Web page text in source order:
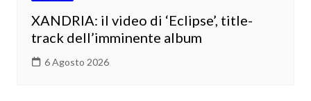
XANDRIA: il video di ‘Eclipse’, title-
track dell’imminente album
6 Agosto 2026